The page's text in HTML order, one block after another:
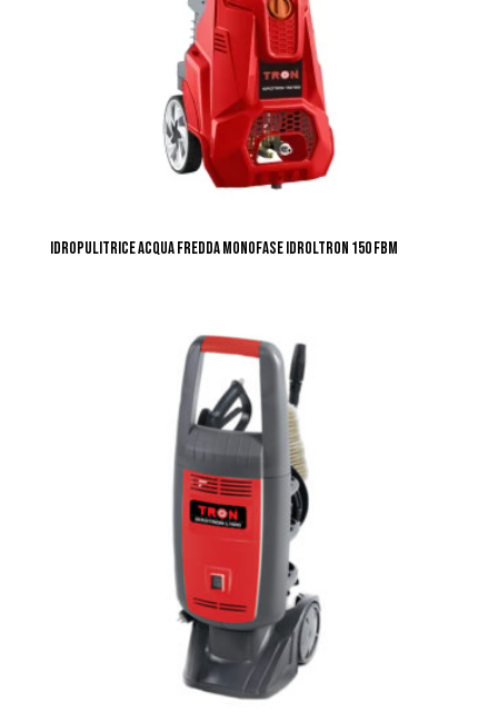
IDROPULITRICE ACQUA FREDDA MONOFASE IDROLTRON 150 FBM